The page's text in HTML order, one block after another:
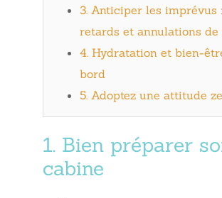
3. Anticiper les imprévus :
retards et annulations de
4. Hydratation et bien-
bord
5. Adoptez une attitude
1. Bien préparer
cabine